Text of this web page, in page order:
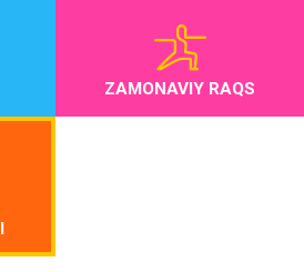
ZAMONAVIY RAQS